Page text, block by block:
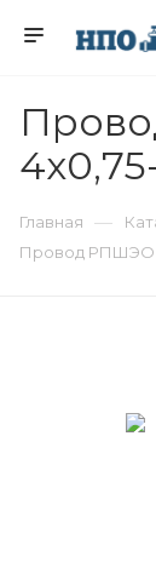
Главная —
Провод РПШЭО